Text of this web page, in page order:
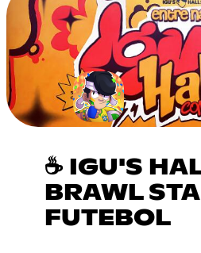
☕ IGU'S
BRAWL
FUTEBOL